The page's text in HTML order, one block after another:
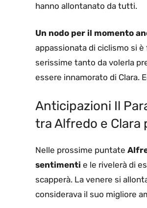
hanno allontanato da tutti.
Un nodo per il momento
appassionata di ciclismo si
serissime tanto da volerla
essere innamorato di Clara.
Anticipazioni Il
tra Alfredo e Clara
Nelle prossime puntate
sentimenti e le rivelerà di
scapperà. La venere si
considerava il suo migliore